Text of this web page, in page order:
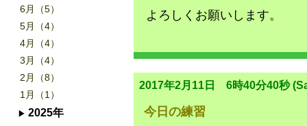
よろしくお願いします。
2017年2月11日 6時40分40秒
今日の練習
6月（5）
5月（4）
4月（4）
3月（4）
2月（8）
1月（1）
2025年